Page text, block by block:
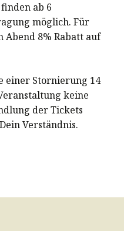
ab 6
möglich. Für
8% Rabatt auf
einer Stornierung 14
keine
der Tickets
Verständnis.